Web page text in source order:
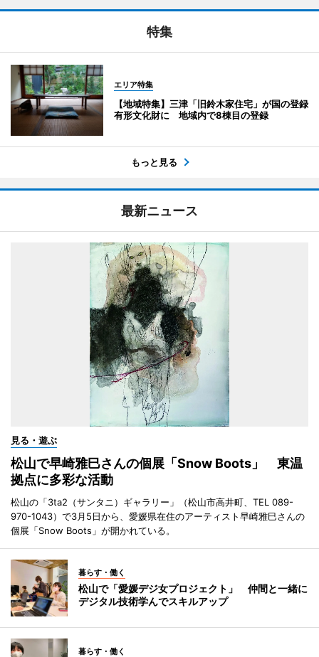
特集
エリア特集
【地域特集】三津「旧鈴木家住宅」が国の登録
有形文化財に 地域内で8棟目の登録
もっと見る
最新ニュース
見る・遊ぶ
松山で早崎雅巳さんの個展「Snow Boots」 東温
拠点に多彩な活動
松山の「3ta2（サンタニ）ギャラリー」（松山市高井町、TEL 089-
970-1043）で3月5日から、愛媛県在住のアーティスト早崎雅巳さんの
個展「Snow Boots」が開かれている。
暮らす・働く
松山で「愛媛デジ女プロジェクト」 仲間と一緒に
デジタル技術学んでスキルアップ
暮らす・働く